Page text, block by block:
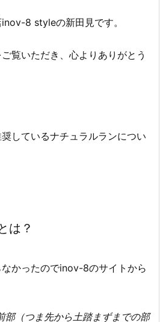
8 styleの新田見です。
覧いただき、心よりありがとう
しているナチュラルランについ
は？
かったのでinov-8のサイトから
部（つま先から土踏まずまでの部